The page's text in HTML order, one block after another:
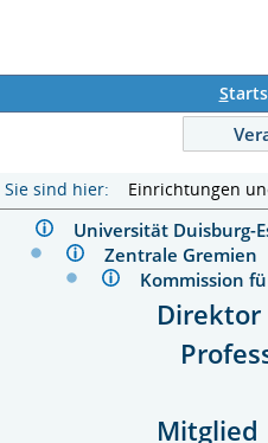
S
Sie sind hier: Einrichtungen
Universität
Zentrale
Kommission
Direktor
Mitglied